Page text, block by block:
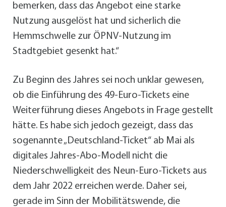
bemerken, dass das Angebot eine starke
Nutzung ausgelöst hat und sicherlich die
Hemmschwelle zur ÖPNV-Nutzung im
Stadtgebiet gesenkt hat.“
Zu Beginn des Jahres sei noch unklar gewesen,
ob die Einführung des 49-Euro-Tickets eine
Weiterführung dieses Angebots in Frage gestellt
hätte. Es habe sich jedoch gezeigt, dass das
sogenannte „Deutschland-Ticket“ ab Mai als
digitales Jahres-Abo-Modell nicht die
Niederschwelligkeit des Neun-Euro-Tickets aus
dem Jahr 2022 erreichen werde. Daher sei,
gerade im Sinn der Mobilitätswende, die